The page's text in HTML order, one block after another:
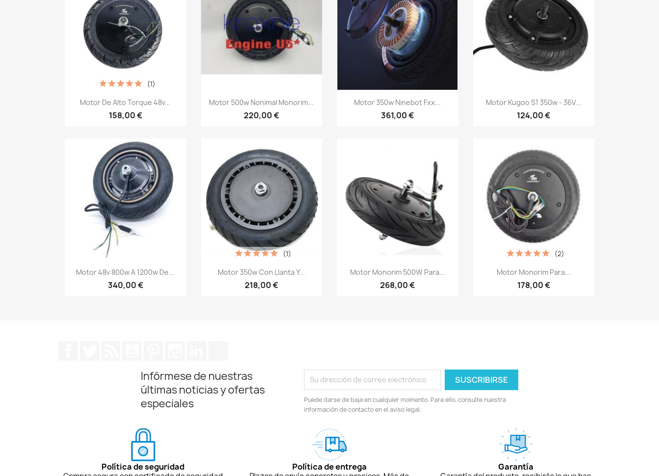
Vista rápida
Motor De Alto Torque 48v...
158,00 €
(1)
Vista rápida
Motor 500w Nonimal Monorim...
220,00 €
Vista rápida
Motor 350w Ninebot Fxx...
361,00 €
Vista rápida
Motor Kugoo S1 350w - 36V...
124,00 €
Vista rápida
Motor 48v 800w A 1200w De...
340,00 €
Vista rápida
Motor 350w Con Llanta Y...
218,00 €
(1)
Vista rápida
Motor Monorim 500W Para...
268,00 €
Vista rápida
Motor Monorim Para...
178,00 €
(2)
Infórmese de nuestras
últimas noticias y ofertas
especiales
Puede darse de baja en cualquier momento. Para ello, consulte nuestra
información de contacto en el aviso legal.
Política de seguridad Política de entrega Garantía